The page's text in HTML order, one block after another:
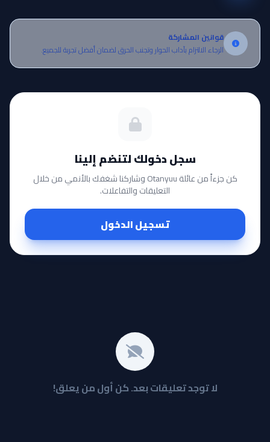
قوانين المشاركة
الرجاء الالتزام بآداب الحوار وتجنب الحرق لضمان أفضل تجربة للجميع.
سجل دخولك لتنضم إلينا
كن جزءاً من عائلة Otanyuu وشاركنا شغفك بالأنمي من خلال
التعليقات والتفاعلات.
تسجيل الدخول
لا توجد تعليقات بعد. كن أول من يعلق!